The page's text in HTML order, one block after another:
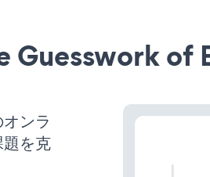
Guesswork of
ンラ
を克